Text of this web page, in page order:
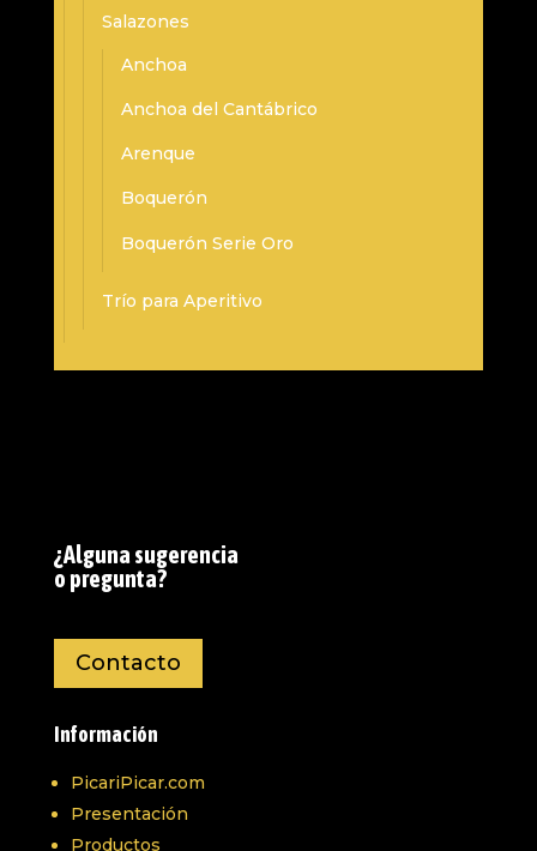
Salazones
Anchoa
Anchoa del Cantábrico
Arenque
Boquerón
Boquerón Serie Oro
Trío para Aperitivo
¿Alguna sugerencia
o pregunta?
Contacto
Información
PicariPicar.com
Presentación
Productos